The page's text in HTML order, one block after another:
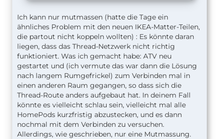
Ich kann nur mutmassen (hatte die Tage ein
ähnliches Problem mit den neuen IKEA-Matter-Teilen,
die partout nicht koppeln wollten) : Es könnte daran
liegen, dass das Thread-Netzwerk nicht richtig
funktioniert. Was ich gemacht habe: ATV neu
gestartet und (ich vermute das war dann die Lösung
nach langem Rumgefrickel) zum Verbinden mal in
einen anderen Raum gegangen, so dass sich die
Thread-Route anders aufgebaut hat. In deinem Fall
könnte es vielleicht schlau sein, vielleicht mal alle
HomePods kurzfristig abzustecken, und es dann
nochmal mit dem Verbinden zu versuchen.
Allerdings, wie geschrieben, nur eine Mutmassung.